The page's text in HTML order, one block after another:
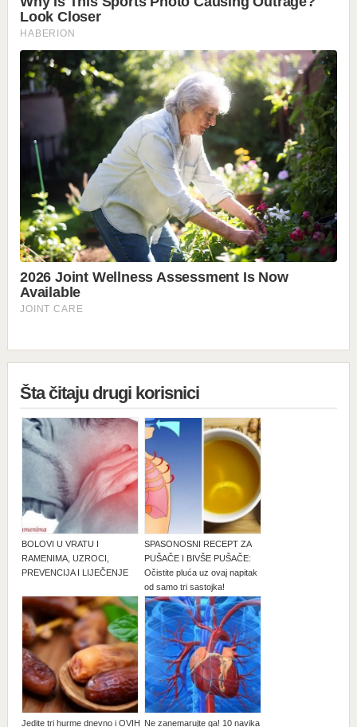
Šta čitaju drugi korisnici
BOLOVI U VRATU I
RAMENIMA, UZROCI,
PREVENCIJA I LIJEČENJE
SPASONOSNI RECEPT ZA
PUŠAČE I BIVŠE PUŠAČE:
Očistite pluća uz ovaj napitak
od samo tri sastojka!
Jedite tri hurme dnevno i OVIH Ne zanemarujte ga! 10 navika